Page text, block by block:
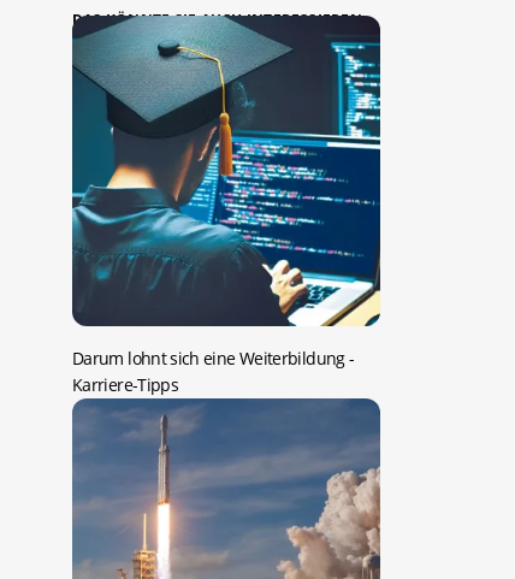
DAS KÖNNTE SIE AUCH INTERESSIEREN:
Darum lohnt sich eine Weiterbildung-
Karriere-Tipps